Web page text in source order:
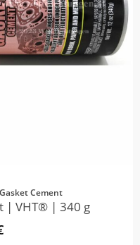
Cement
| VHT® | 340 g